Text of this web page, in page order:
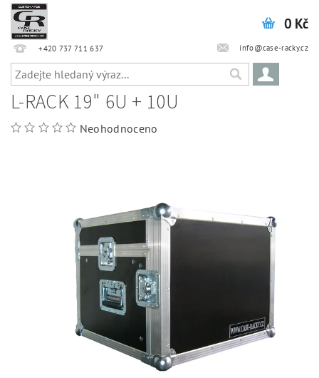
+420 737 711 637 info@case-racky.cz
0 Kč
L-RACK 19" 6U + 10U
Neohodnoceno